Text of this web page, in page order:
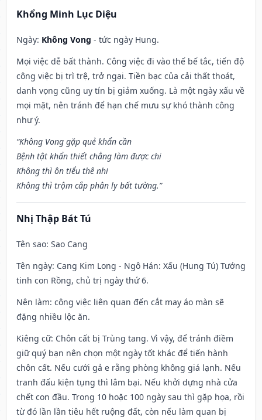
Khổng Minh Lục Diệu
Ngày: Không Vong - tức ngày Hung.
Mọi việc dễ bất thành. Công việc đi vào thế bế tắc, tiến độ
công việc bị trì trệ, trở ngại. Tiền bạc của cải thất thoát,
danh vọng cũng uy tín bị giảm xuống. Là một ngày xấu về
mọi mặt, nên tránh để hạn chế mưu sự khó thành công
như ý.
“Không Vong gặp quẻ khẩn cần
Bệnh tật khẩn thiết chẳng làm được chi
Không thì ôn tiểu thê nhi
Không thì trộm cắp phân ly bất tường.”
Nhị Thập Bát Tú
Tên sao: Sao Cang
Tên ngày: Cang Kim Long - Ngô Hán: Xấu (Hung Tú) Tướng
tinh con Rồng, chủ trị ngày thứ 6.
Nên làm: công việc liên quan đến cắt may áo màn sẽ
đặng nhiều lộc ăn.
Kiêng cữ: Chôn cất bị Trùng tang. Vì vậy, để tránh điềm
giữ quý bạn nên chọn một ngày tốt khác để tiến hành
chôn cất. Nếu cưới gả e rằng phòng không giá lạnh. Nếu
tranh đấu kiện tụng thì lâm bại. Nếu khởi dựng nhà cửa
chết con đầu. Trong 10 hoặc 100 ngày sau thì gặp họa, rồi
từ đó lần lần tiêu hết ruộng đất, còn nếu làm quan bị